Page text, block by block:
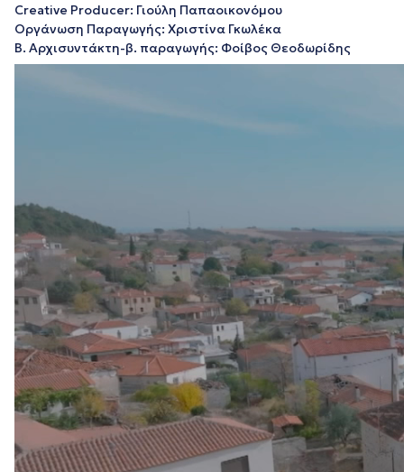
Creative Producer: Γιούλη Παπαοικονόμου
Οργάνωση Παραγωγής: Χριστίνα Γκωλέκα
Β. Αρχισυντάκτη-β. παραγωγής: Φοίβος Θεοδωρίδης